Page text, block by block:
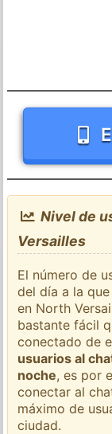
Nivel de
Versailles
El número de
del día a la
en North
bastante fácil
conectado de
usuarios al
noche, es por
conectar al
máximo de
ciudad.